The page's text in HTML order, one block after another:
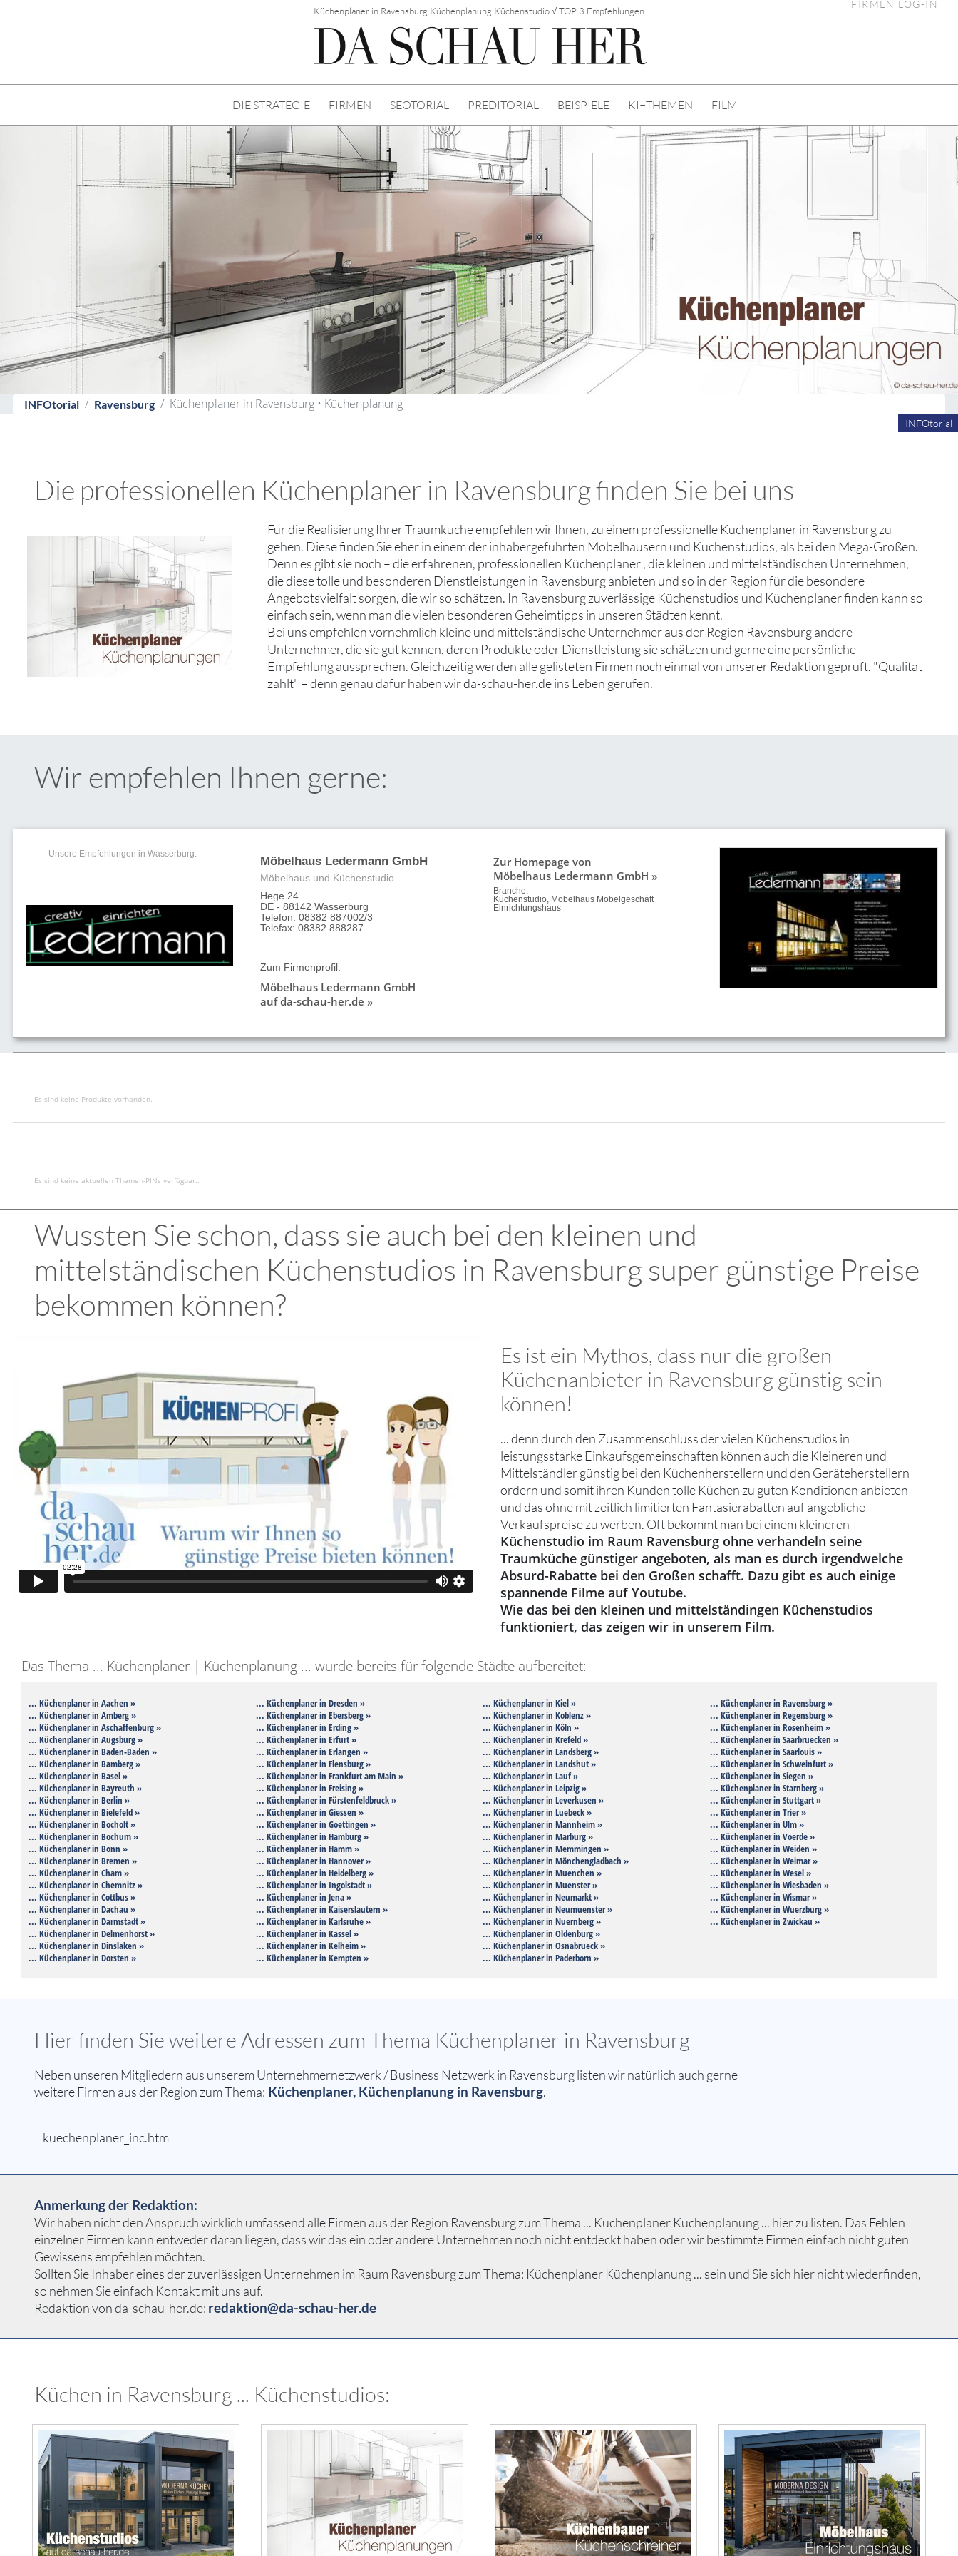
Küchenplaner in Ravensburg Küchenplanung Küchenstudio √ TOP 3 Empfehlungen
FIRMEN LOG-IN
DIE STRATEGIE FIRMEN SEOTORIAL PREDITORIAL BEISPIELE KI−THEMEN FILM
INFOtorial Ravensburg Küchenplaner in Ravensburg • Küchenplanung
INFOtorial
Die professionellen Küchenplaner in Ravensburg finden Sie bei uns
Für die Realisierung Ihrer Traumküche empfehlen wir Ihnen, zu einem professionelle Küchenplaner in Ravensburg zu
gehen. Diese finden Sie eher in einem der inhabergeführten Möbelhäusern und Küchenstudios, als bei den Mega-Großen.
Denn es gibt sie noch – die erfahrenen, professionellen Küchenplaner , die kleinen und mittelständischen Unternehmen,
die diese tolle und besonderen Dienstleistungen in Ravensburg anbieten und so in der Region für die besondere
Angebotsvielfalt sorgen, die wir so schätzen. In Ravensburg zuverlässige Küchenstudios und Küchenplaner finden kann so
einfach sein, wenn man die vielen besonderen Geheimtipps in unseren Städten kennt.
Bei uns empfehlen vornehmlich kleine und mittelständische Unternehmer aus der Region Ravensburg andere
Unternehmer, die sie gut kennen, deren Produkte oder Dienstleistung sie schätzen und gerne eine persönliche
Empfehlung aussprechen. Gleichzeitig werden alle gelisteten Firmen noch einmal von unserer Redaktion geprüft. "Qualität
zählt" – denn genau dafür haben wir da-schau-her.de ins Leben gerufen.
Wir empfehlen Ihnen gerne:
Unsere Empfehlungen in Wasserburg:
Möbelhaus Ledermann GmbH
Möbelhaus und Küchenstudio
Hege 24
DE - 88142 Wasserburg
Telefon: 08382 887002/3
Telefax: 08382 888287
Zum Firmenprofil:
Möbelhaus Ledermann GmbH
auf da-schau-her.de »
Zur Homepage von
Möbelhaus Ledermann GmbH »
Branche:
Küchenstudio, Möbelhaus Möbelgeschäft
Einrichtungshaus
Es sind keine Produkte vorhanden.
Es sind keine aktuellen Themen-PINs verfügbar..
Wussten Sie schon, dass sie auch bei den kleinen und
mittelständischen Küchenstudios in Ravensburg super günstige Preise
bekommen können?
Es ist ein Mythos, dass nur die großen
Küchenanbieter in Ravensburg günstig sein
können!
... denn durch den Zusammenschluss der vielen Küchenstudios in
leistungsstarke Einkaufsgemeinschaften können auch die Kleineren und
Mittelständler günstig bei den Küchenherstellern und den Geräteherstellern
ordern und somit ihren Kunden tolle Küchen zu guten Konditionen anbieten –
und das ohne mit zeitlich limitierten Fantasierabatten auf angebliche
Verkaufspreise zu werben. Oft bekommt man bei einem kleineren
Küchenstudio im Raum Ravensburg ohne verhandeln seine
Traumküche günstiger angeboten, als man es durch irgendwelche
Absurd-Rabatte bei den Großen schafft. Dazu gibt es auch einige
spannende Filme auf Youtube.
Wie das bei den kleinen und mittelständingen Küchenstudios
funktioniert, das zeigen wir in unserem Film.
Das Thema ... Küchenplaner | Küchenplanung ... wurde bereits für folgende Städte aufbereitet:
... Küchenplaner in Aachen »
... Küchenplaner in Amberg »
... Küchenplaner in Aschaffenburg »
... Küchenplaner in Augsburg »
... Küchenplaner in Baden-Baden »
... Küchenplaner in Bamberg »
... Küchenplaner in Basel »
... Küchenplaner in Bayreuth »
... Küchenplaner in Berlin »
... Küchenplaner in Bielefeld »
... Küchenplaner in Bocholt »
... Küchenplaner in Bochum »
... Küchenplaner in Bonn »
... Küchenplaner in Bremen »
... Küchenplaner in Cham »
... Küchenplaner in Chemnitz »
... Küchenplaner in Cottbus »
... Küchenplaner in Dachau »
... Küchenplaner in Darmstadt »
... Küchenplaner in Delmenhorst »
... Küchenplaner in Dinslaken »
... Küchenplaner in Dorsten »
... Küchenplaner in Dresden »
... Küchenplaner in Ebersberg »
... Küchenplaner in Erding »
... Küchenplaner in Erfurt »
... Küchenplaner in Erlangen »
... Küchenplaner in Flensburg »
... Küchenplaner in Frankfurt am Main »
... Küchenplaner in Freising »
... Küchenplaner in Fürstenfeldbruck »
... Küchenplaner in Giessen »
... Küchenplaner in Goettingen »
... Küchenplaner in Hamburg »
... Küchenplaner in Hamm »
... Küchenplaner in Hannover »
... Küchenplaner in Heidelberg »
... Küchenplaner in Ingolstadt »
... Küchenplaner in Jena »
... Küchenplaner in Kaiserslautern »
... Küchenplaner in Karlsruhe »
... Küchenplaner in Kassel »
... Küchenplaner in Kelheim »
... Küchenplaner in Kempten »
... Küchenplaner in Kiel »
... Küchenplaner in Koblenz »
... Küchenplaner in Köln »
... Küchenplaner in Krefeld »
... Küchenplaner in Landsberg »
... Küchenplaner in Landshut »
... Küchenplaner in Lauf »
... Küchenplaner in Leipzig »
... Küchenplaner in Leverkusen »
... Küchenplaner in Luebeck »
... Küchenplaner in Mannheim »
... Küchenplaner in Marburg »
... Küchenplaner in Memmingen »
... Küchenplaner in Mönchengladbach »
... Küchenplaner in Muenchen »
... Küchenplaner in Muenster »
... Küchenplaner in Neumarkt »
... Küchenplaner in Neumuenster »
... Küchenplaner in Nuernberg »
... Küchenplaner in Oldenburg »
... Küchenplaner in Osnabrueck »
... Küchenplaner in Paderborn »
... Küchenplaner in Ravensburg »
... Küchenplaner in Regensburg »
... Küchenplaner in Rosenheim »
... Küchenplaner in Saarbruecken »
... Küchenplaner in Saarlouis »
... Küchenplaner in Schweinfurt »
... Küchenplaner in Siegen »
... Küchenplaner in Starnberg »
... Küchenplaner in Stuttgart »
... Küchenplaner in Trier »
... Küchenplaner in Ulm »
... Küchenplaner in Voerde »
... Küchenplaner in Weiden »
... Küchenplaner in Weimar »
... Küchenplaner in Wesel »
... Küchenplaner in Wiesbaden »
... Küchenplaner in Wismar »
... Küchenplaner in Wuerzburg »
... Küchenplaner in Zwickau »
Hier finden Sie weitere Adressen zum Thema Küchenplaner in Ravensburg
Neben unseren Mitgliedern aus unserem Unternehmernetzwerk / Business Netzwerk in Ravensburg listen wir natürlich auch gerne
weitere Firmen aus der Region zum Thema: Küchenplaner, Küchenplanung in Ravensburg.
kuechenplaner_inc.htm
Anmerkung der Redaktion:
Wir haben nicht den Anspruch wirklich umfassend alle Firmen aus der Region Ravensburg zum Thema ... Küchenplaner Küchenplanung ... hier zu listen. Das Fehlen
einzelner Firmen kann entweder daran liegen, dass wir das ein oder andere Unternehmen noch nicht entdeckt haben oder wir bestimmte Firmen einfach nicht guten
Gewissens empfehlen möchten.
Sollten Sie Inhaber eines der zuverlässigen Unternehmen im Raum Ravensburg zum Thema: Küchenplaner Küchenplanung ... sein und Sie sich hier nicht wiederfinden,
so nehmen Sie einfach Kontakt mit uns auf.
Redaktion von da-schau-her.de: redaktion@da-schau-her.de
Küchen in Ravensburg ... Küchenstudios: